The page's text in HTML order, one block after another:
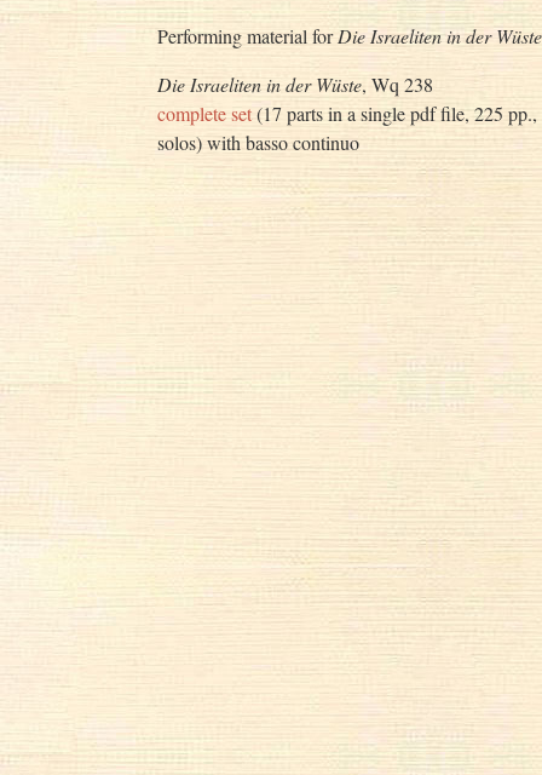
Performing material forDie Israeliten in der Wüste
Die Israeliten in der Wüste, Wq 238
complete set(17 parts in a single pdf file, 225
solos) with basso continuo